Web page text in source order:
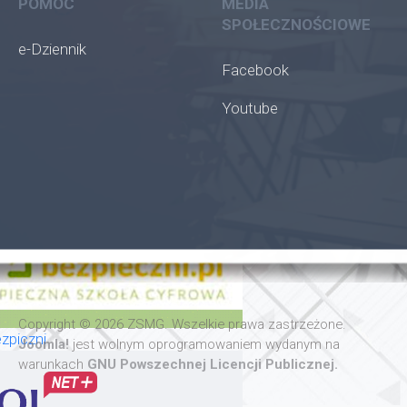
POMOC
e-Dziennik
MEDIA
SPOŁECZNOŚCIOWE
Facebook
Youtube
Copyright © 2026 ZSMG. Wszelkie prawa zastrzeżone.
Joomla! jest wolnym oprogramowaniem wydanym na
warunkach GNU Powszechnej Licencji Publicznej.